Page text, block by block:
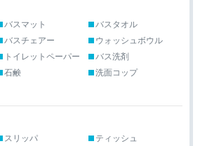
バスマット
バスタオル
バスチェアー
ウォッシュボウル
トイレットペーパー
バス洗剤
石鹸
洗面コップ
スリッパ
ティッシュ